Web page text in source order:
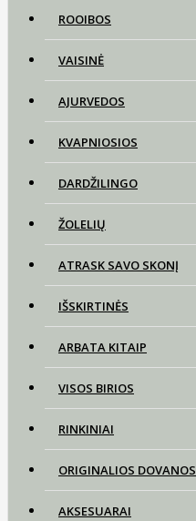
ROOIBOS
VAISINĖ
AJURVEDOS
KVAPNIOSIOS
DARDŽILINGO
ŽOLELIŲ
ATRASK SAVO SKONĮ
IŠSKIRTINĖS
ARBATA KITAIP
VISOS BIRIOS
RINKINIAI
ORIGINALIOS DOVANOS
AKSESUARAI